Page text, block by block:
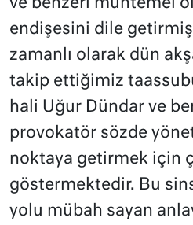
endişesini dile
zamanlı olarak dün
takip ettiğimiz
hali Uğur Dündar ve
provokatör sözde
noktaya getirmek için
göstermektedir. Bu
yolu mübah sayan